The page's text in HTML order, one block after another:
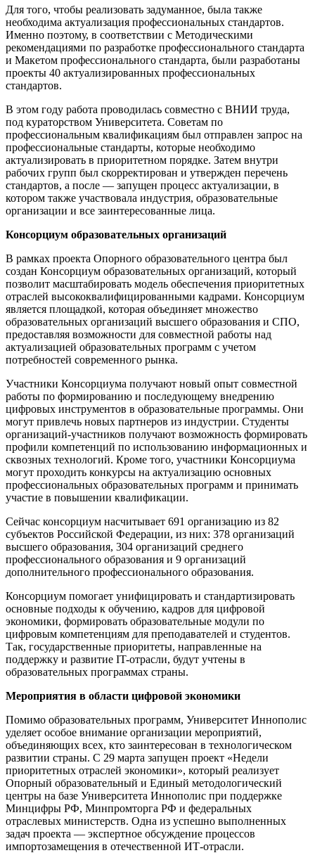
Для того, чтобы реализовать задуманное, была также
необходима актуализация профессиональных стандартов.
Именно поэтому, в соответствии с Методическими
рекомендациями по разработке профессионального стандарта
и Макетом профессионального стандарта, были разработаны
проекты 40 актуализированных профессиональных
стандартов.
В этом году работа проводилась совместно с ВНИИ труда,
под кураторством Университета. Советам по
профессиональным квалификациям был отправлен запрос на
профессиональные стандарты, которые необходимо
актуализировать в приоритетном порядке. Затем внутри
рабочих групп был скорректирован и утвержден перечень
стандартов, а после — запущен процесс актуализации, в
котором также участвовала индустрия, образовательные
организации и все заинтересованные лица.
Консорциум образовательных организаций
В рамках проекта Опорного образовательного центра был
создан Консорциум образовательных организаций, который
позволит масштабировать модель обеспечения приоритетных
отраслей высококвалифицированными кадрами. Консорциум
является площадкой, которая объединяет множество
образовательных организаций высшего образования и СПО,
предоставляя возможности для совместной работы над
актуализацией образовательных программ с учетом
потребностей современного рынка.
Участники Консорциума получают новый опыт совместной
работы по формированию и последующему внедрению
цифровых инструментов в образовательные программы. Они
могут привлечь новых партнеров из индустрии. Студенты
организаций-участников получают возможность формировать
профили компетенций по использованию информационных и
сквозных технологий. Кроме того, участники Консорциума
могут проходить конкурсы на актуализацию основных
профессиональных образовательных программ и принимать
участие в повышении квалификации.
Сейчас консорциум насчитывает 691 организацию из 82
субъектов Российской Федерации, из них: 378 организаций
высшего образования, 304 организаций среднего
профессионального образования и 9 организаций
дополнительного профессионального образования.
Консорциум помогает унифицировать и стандартизировать
основные подходы к обучению, кадров для цифровой
экономики, формировать образовательные модули по
цифровым компетенциям для преподавателей и студентов.
Так, государственные приоритеты, направленные на
поддержку и развитие IT-отрасли, будут учтены в
образовательных программах страны.
Мероприятия в области цифровой экономики
Помимо образовательных программ, Университет Иннополис
уделяет особое внимание организации мероприятий,
объединяющих всех, кто заинтересован в технологическом
развитии страны. С 29 марта запущен проект «Недели
приоритетных отраслей экономики», который реализует
Опорный образовательный и Единый методологический
центры на базе Университета Иннополис при поддержке
Минцифры РФ, Минпромторга РФ и федеральных
отраслевых министерств. Одна из успешно выполненных
задач проекта — экспертное обсуждение процессов
импортозамещения в отечественной ИТ-отрасли.